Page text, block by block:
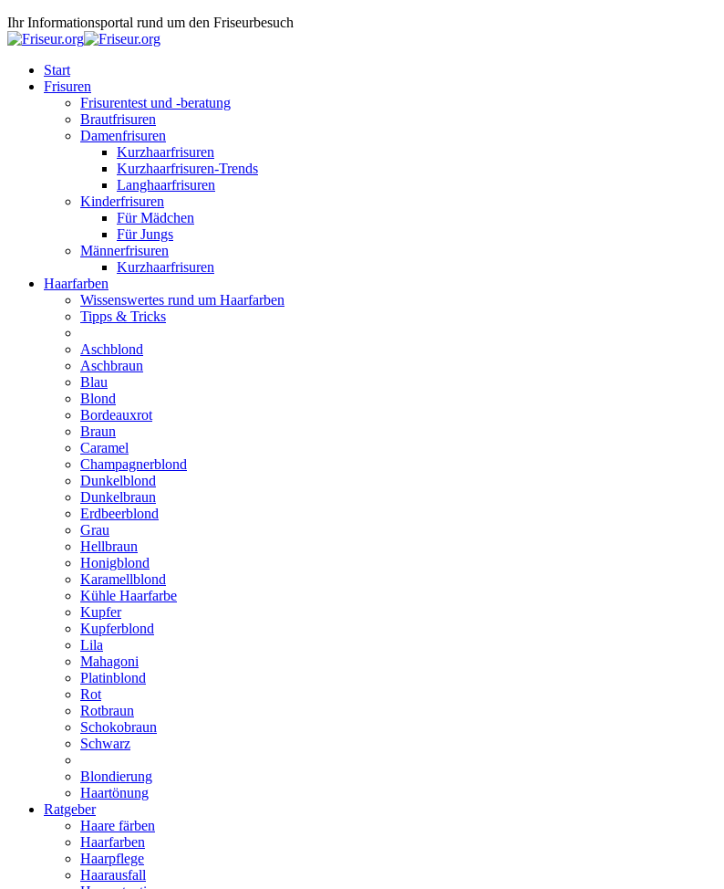
Ihr Informationsportal rund um den Friseurbesuch
Start
Frisuren
Frisurentest und -beratung
Brautfrisuren
Damenfrisuren
Kurzhaarfrisuren
Kurzhaarfrisuren-Trends
Langhaarfrisuren
Kinderfrisuren
Für Mädchen
Für Jungs
Männerfrisuren
Kurzhaarfrisuren
Haarfarben
Wissenswertes rund um Haarfarben
Tipps & Tricks
Aschblond
Aschbraun
Blau
Blond
Bordeauxrot
Braun
Caramel
Champagnerblond
Dunkelblond
Dunkelbraun
Erdbeerblond
Grau
Hellbraun
Honigblond
Karamellblond
Kühle Haarfarbe
Kupfer
Kupferblond
Lila
Mahagoni
Platinblond
Rot
Rotbraun
Schokobraun
Schwarz
Blondierung
Haartönung
Ratgeber
Haare färben
Haarfarben
Haarpflege
Haarausfall